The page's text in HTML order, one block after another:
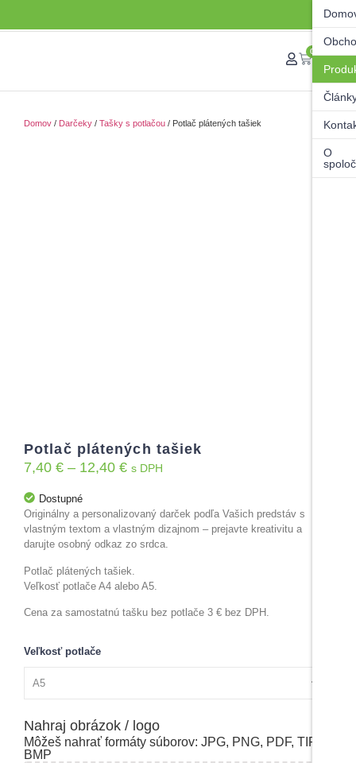
0
O
Domov / Darčeky / Tašky s potlačou / Potlač plátených tašiek
Potlač plátených tašiek
7,40 € – 12,40 € s DPH
Dostupné
Originálny a personalizovaný darček podľa Vašich predstáv s
vlastným textom a vlastným dizajnom – prejavte kreativitu a
darujte osobný odkaz zo srdca.
Potlač plátených tašiek.
Veľkosť potlače A4 alebo A5.
Cena za samostatnú tašku bez potlače 3 € bez DPH.
Veľkosť potlače
Nahraj obrázok / logo
Môžeš nahrať formáty súborov: JPG, PNG, PDF, TIFF,
BMP